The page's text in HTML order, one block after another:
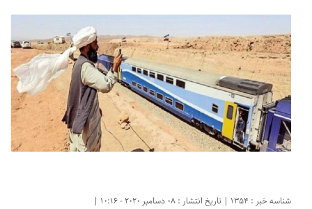
شناسه خبر : 1354 | تاریخ انتشار : 08 دسامبر 2020 - 10:16 |